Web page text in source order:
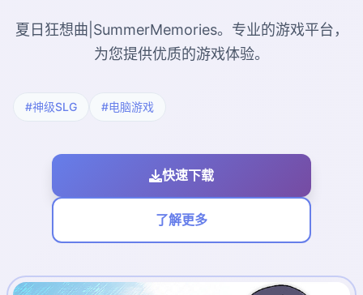
夏日狂想曲|SummerMemories。专业的游戏平台，
为您提供优质的游戏体验。
#神级SLG #电脑游戏
快速下载
了解更多